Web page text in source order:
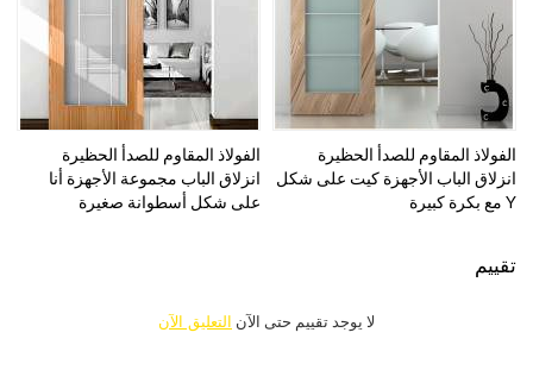
الفولاذ المقاوم للصدأ الحظيرة
انزلاق الباب الأجهزة كيت على شكل
Y مع بكرة كبيرة
الفولاذ المقاوم للصدأ الحظيرة
انزلاق الباب مجموعة الأجهزة أنا
على شكل أسطوانة صغيرة
تقييم
لا يوجد تقييم حتى الآن التعليق الآن